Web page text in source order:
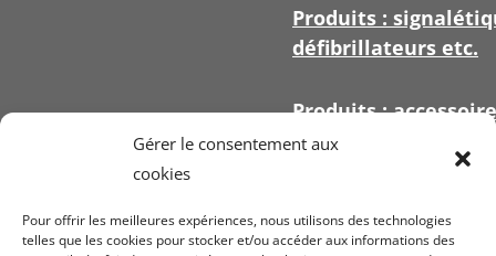
Gérer le consentement aux
cookies
Pour offrir les meilleures expériences, nous utilisons des technologies
telles que les cookies pour stocker et/ou accéder aux informations des
Produits :
défibrillateurs etc.
Produits :
signalétique